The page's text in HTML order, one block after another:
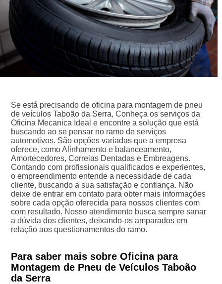
Se está precisando de oficina para montagem de pneu
de veículos Taboão da Serra, Conheça os serviços da
Oficina Mecanica Ideal e encontre a solução que está
buscando ao se pensar no ramo de serviços
automotivos. São opções variadas que a empresa
oferece, como Alinhamento e balanceamento,
Amortecedores, Correias Dentadas e Embreagens.
Contando com profissionais qualificados e experientes,
o empreendimento entende a necessidade de cada
cliente, buscando a sua satisfação e confiança. Não
deixe de entrar em contato para obter mais informações
sobre cada opção oferecida para nossos clientes com
com resultado. Nosso atendimento busca sempre sanar
a dúvida dos clientes, deixando-os amparados em
relação aos questionamentos do ramo.
Para saber mais sobre Oficina para
Montagem de Pneu de Veículos Taboão
da Serra